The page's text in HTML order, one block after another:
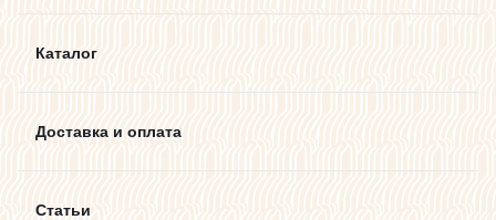
Каталог
Доставка и оплата
Статьи